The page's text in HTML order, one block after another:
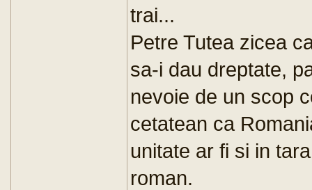
trai...
Petre Tutea zicea
sa-i dau dreptate,
nevoie de un scop
cetatean ca
unitate ar fi si in
roman.